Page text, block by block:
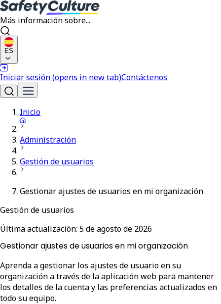
Más información sobre...
ES
Iniciar sesión(opens in new tab)Contáctenos
Inicio
Administración
Gestión de usuarios
Gestionar ajustes de usuarios en mi organización
Gestión de usuarios
Última actualización: 5 de agosto de 2026
Gestionar ajustes de usuarios en mi organización
Aprenda a gestionar los ajustes de usuario en su
organización a través de la aplicación web para mantener
los detalles de la cuenta y las preferencias actualizados en
todo su equipo.